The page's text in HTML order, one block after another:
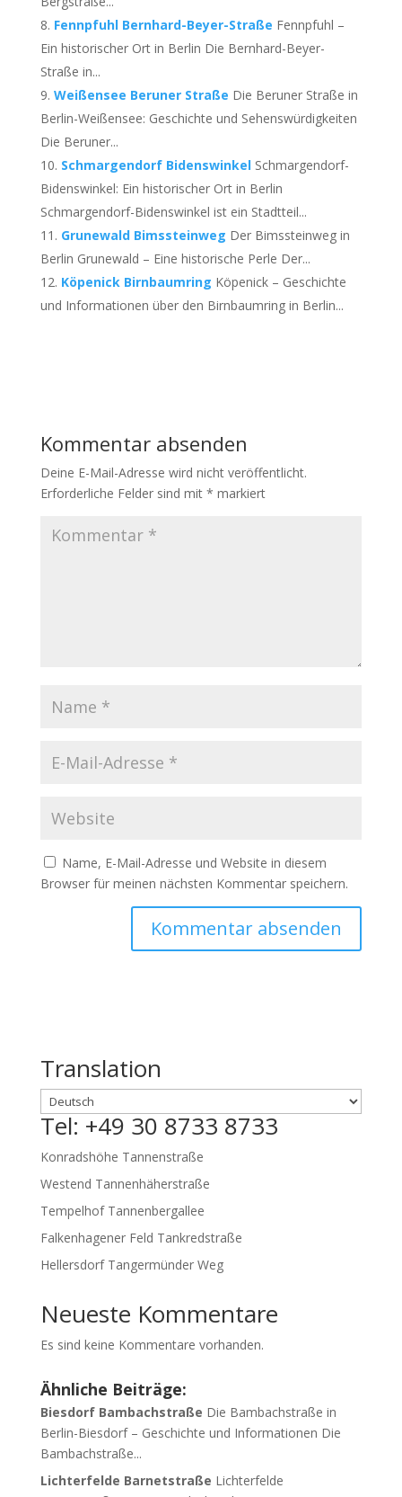
Fennpfuhl Bernhard-Beyer-Straße Fennpfuhl –
Ein historischer Ort in Berlin Die Bernhard-Beyer-
Straße in...
Weißensee Beruner Straße Die Beruner Straße in
Berlin-Weißensee: Geschichte und Sehenswürdigkeiten
Die Beruner...
Schmargendorf Bidenswinkel Schmargendorf-
Bidenswinkel: Ein historischer Ort in Berlin
Schmargendorf-Bidenswinkel ist ein Stadtteil...
Grunewald Bimssteinweg Der Bimssteinweg in
Berlin Grunewald – Eine historische Perle Der...
Köpenick Birnbaumring Köpenick – Geschichte
und Informationen über den Birnbaumring in Berlin...
Kommentar absenden
Deine E-Mail-Adresse wird nicht veröffentlicht.
Erforderliche Felder sind mit * markiert
Name, E-Mail-Adresse und Website in diesem
Browser für meinen nächsten Kommentar speichern.
Translation
Tel: +49 30 8733 8733
Konradshöhe Tannenstraße
Westend Tannenhäherstraße
Tempelhof Tannenbergallee
Falkenhagener Feld Tankredstraße
Hellersdorf Tangermünder Weg
Neueste Kommentare
Es sind keine Kommentare vorhanden.
Ähnliche Beiträge:
Biesdorf Bambachstraße Die Bambachstraße in
Berlin-Biesdorf – Geschichte und Informationen Die
Bambachstraße...
Lichterfelde Barnetstraße Lichterfelde